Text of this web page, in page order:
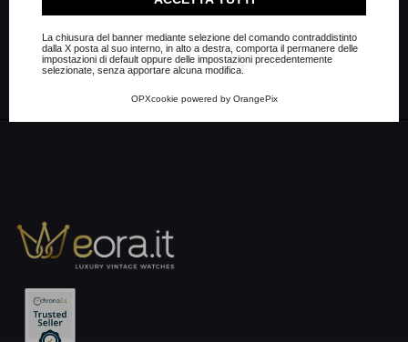
politica sulla privacy di Google
Consulta l'informativa cookie completa.
La chiusura del banner mediante selezione del comando contraddistinto
dalla X posta al suo interno, in alto a destra, comporta il permanere delle
impostazioni di default oppure delle impostazioni precedentemente
selezionate, senza apportare alcuna modifica.
OPXcookie powered by OrangePix
Condividi su Whatsapp